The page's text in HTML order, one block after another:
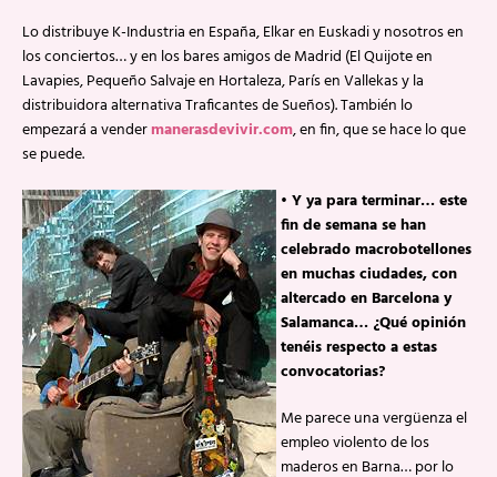
Lo distribuye K-Industria en España, Elkar en Euskadi y nosotros en
los conciertos… y en los bares amigos de Madrid (El Quijote en
Lavapies, Pequeño Salvaje en Hortaleza, París en Vallekas y la
distribuidora alternativa Traficantes de Sueños). También lo
empezará a vendermanerasdevivir.com, en fin, que se hace lo que
se puede.
• Y ya para terminar… este
fin de semana se han
celebrado macrobotellones
en muchas ciudades, con
altercado en Barcelona y
Salamanca… ¿Qué opinión
tenéis respecto a estas
convocatorias?
Me parece una vergüenza el
empleo violento de los
maderos en Barna… por lo